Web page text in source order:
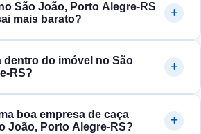
São João, Porto Alegre‑RS
mais barato?
dentro do imóvel no São
boa empresa de caça
João, Porto Alegre‑RS?